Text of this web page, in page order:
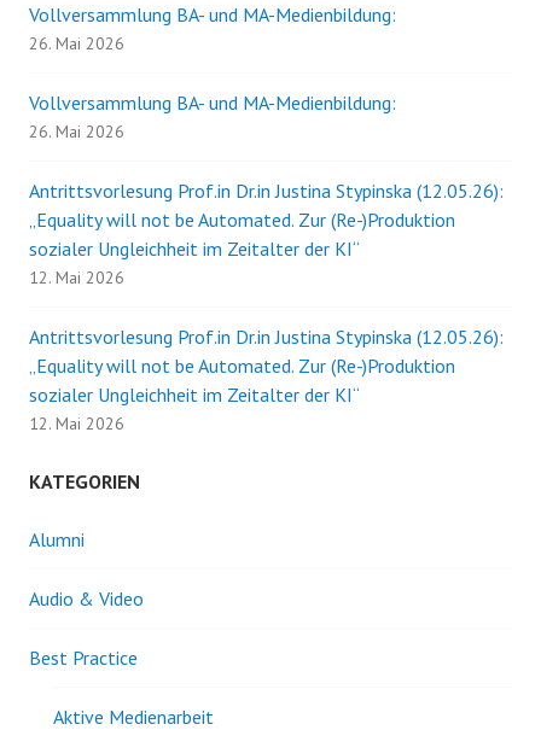
Vollversammlung BA- und MA-Medienbildung:
26. Mai 2026
Vollversammlung BA- und MA-Medienbildung:
26. Mai 2026
Antrittsvorlesung Prof.in Dr.in Justina Stypinska (12.05.26):
„Equality will not be Automated. Zur (Re-)Produktion
sozialer Ungleichheit im Zeitalter der KI“
12. Mai 2026
Antrittsvorlesung Prof.in Dr.in Justina Stypinska (12.05.26):
„Equality will not be Automated. Zur (Re-)Produktion
sozialer Ungleichheit im Zeitalter der KI“
12. Mai 2026
KATEGORIEN
Alumni
Audio & Video
Best Practice
Aktive Medienarbeit